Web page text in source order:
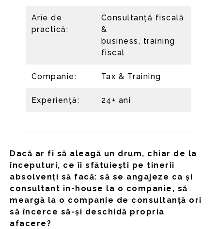
Arie de
practică:
Consultanță fiscală
&
business, training
fiscal
Companie: Tax & Training
Experiență: 24+ ani
Dacă ar fi să aleagă un drum, chiar de la
începuturi, ce îi sfătuiești pe tinerii
absolvenți să facă: să se angajeze ca și
consultant in-house la o companie, să
meargă la o companie de consultanță ori
să încerce să-și deschidă propria
afacere?